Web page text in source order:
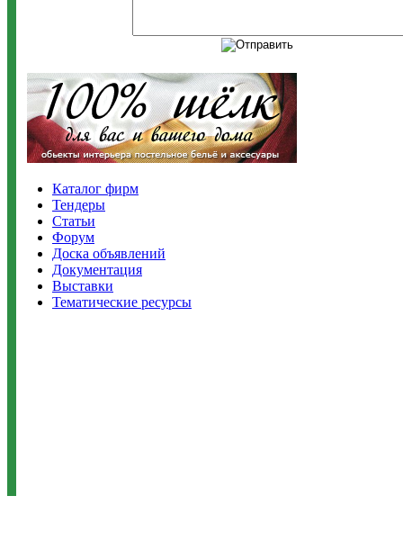
Каталог фирм
Тендеры
Статьи
Форум
Доска объявлений
Документация
Выставки
Тематические ресурсы